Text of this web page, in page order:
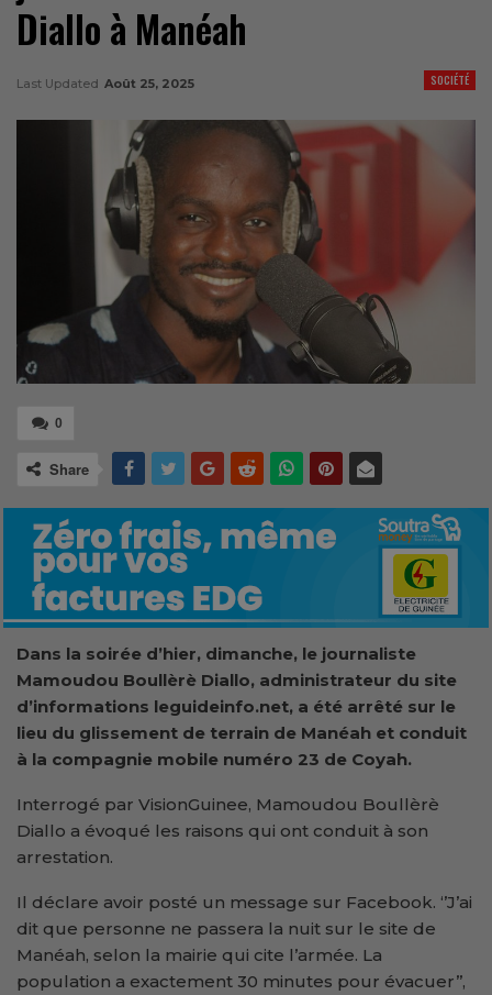
Diallo à Manéah
SOCIÉTÉ
Last Updated Août 25, 2025
0
Share
Dans la soirée d’hier, dimanche, le journaliste
Mamoudou Boullèrè Diallo, administrateur du site
d’informations leguideinfo.net, a été arrêté sur le
lieu du glissement de terrain de Manéah et conduit
à la compagnie mobile numéro 23 de Coyah.
Interrogé par VisionGuinee, Mamoudou Boullèrè
Diallo a évoqué les raisons qui ont conduit à son
arrestation.
Il déclare avoir posté un message sur Facebook. ‘’J’ai
dit que personne ne passera la nuit sur le site de
Manéah, selon la mairie qui cite l’armée. La
population a exactement 30 minutes pour évacuer’’,